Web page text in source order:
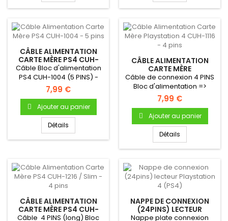
CÂBLE ALIMENTATION
CARTE MÈRE PS4 CUH-
1004 - 5 PINS
Câble Bloc d'alimentation
PS4 CUH-1004 (5 PINS) -
Câble reliant le bloc...
7,99 €
Ajouter au panier
Détails
CÂBLE ALIMENTATION
CARTE MÈRE
PLAYSTATION 4 CUH-1116
- 4 PINS
Câble de connexion 4 PINS
Bloc d'alimentation =>
Carte mère pour console
PS4
7,99 €
Ajouter au panier
Détails
CÂBLE ALIMENTATION
CARTE MÈRE PS4 CUH-
1216 / SLIM - 4 PINS
Câble 4 PINS (long) Bloc
NAPPE DE CONNEXION
(24PINS) LECTEUR
PLAYSTATION 4 (PS4)
Nappe plate connexion